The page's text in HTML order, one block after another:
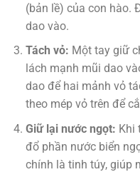
(bản lề) của con hào.
dao vào.
Tách vỏ: Một tay giữ
lách mạnh mũi dao
dao để hai mảnh vỏ
theo mép vỏ trên để
Giữ lại nước ngọt: Khi
đổ phần nước biển
chính là tinh túy, giúp